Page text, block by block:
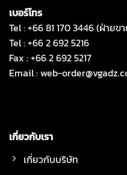
เบอร์โทร
Tel : +66 81 170 3446 (ฝ่ายข
Tel : +66 2 692 5216
Fax : +66 2 692 5217
Email :web-
เกี่ยวกับเรา
เกี่ยวกับบริษัท